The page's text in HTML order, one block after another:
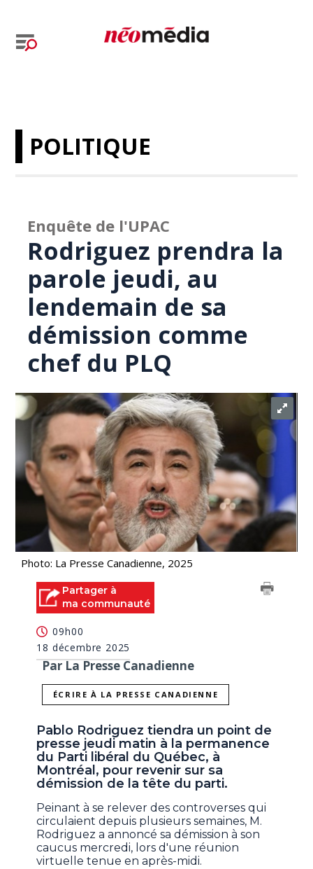
POLITIQUE
Enquête de l'UPAC
Rodriguez prendra la
parole jeudi, au
lendemain de sa
démission comme
chef du PLQ
Photo: La Presse Canadienne, 2025
Partager à
ma communauté
09h00
18 décembre 2025
Par La Presse Canadienne
ÉCRIRE À LA PRESSE CANADIENNE
Pablo Rodriguez tiendra un point de
presse jeudi matin à la permanence
du Parti libéral du Québec, à
Montréal, pour revenir sur sa
démission de la tête du parti.
Peinant à se relever des controverses qui
circulaient depuis plusieurs semaines, M.
Rodriguez a annoncé sa démission à son
caucus mercredi, lors d'une réunion
virtuelle tenue en après-midi.